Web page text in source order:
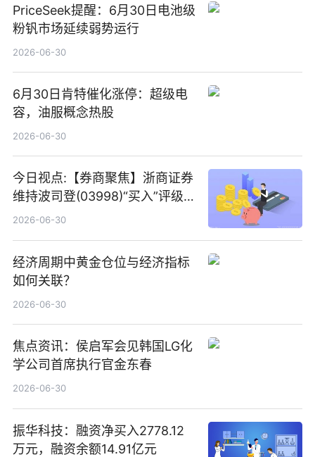
PriceSeek提醒：6月30日电池级
粉钒市场延续弱势运行
2026-06-30
6月30日肯特催化涨停：超级电
容，油服概念热股
2026-06-30
今日视点:【券商聚焦】浙商证券
维持波司登(03998)“买入”评级
指其业绩高质量稳增长
2026-06-30
经济周期中黄金仓位与经济指标
如何关联？
2026-06-30
焦点资讯：侯启军会见韩国LG化
学公司首席执行官金东春
2026-06-30
振华科技：融资净买入2778.12
万元，融资余额14.91亿元